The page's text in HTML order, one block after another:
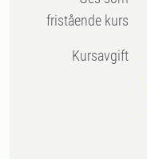
fristående kurs
Kursavgift